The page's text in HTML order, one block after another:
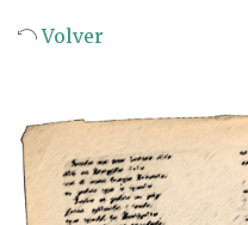
Volver